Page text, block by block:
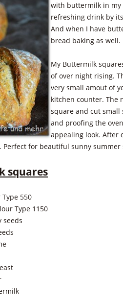
with buttermilk in my
refreshing drink by
And when I have
bread baking as well.
My Buttermilk
of over night rising.
very small amout of
kitchen counter. The
square and cut small
and proofing the
appealing look. After
Perfect for beautiful sunny summer
squares
550
Type 1150
seeds